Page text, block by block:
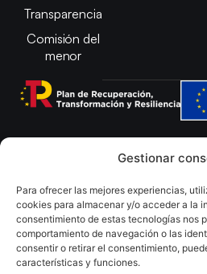
Gestionar
Para ofrecer las mejores experiencias,
cookies para almacenar y/o acceder a la
consentimiento de estas tecnologías nos
comportamiento de navegación o las
consentir o retirar el consentimiento,
características y funciones.
Transparencia
Comisión del
menor
Desarrollado por
Aviso LegalPolítica
Política de Privacidad y cookies
Política de ventas